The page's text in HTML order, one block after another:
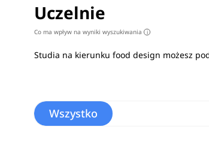
Uczelnie
Co ma wpływ na wyniki wyszukiwania i
Studia na kierunku food design możesz
Wszystko